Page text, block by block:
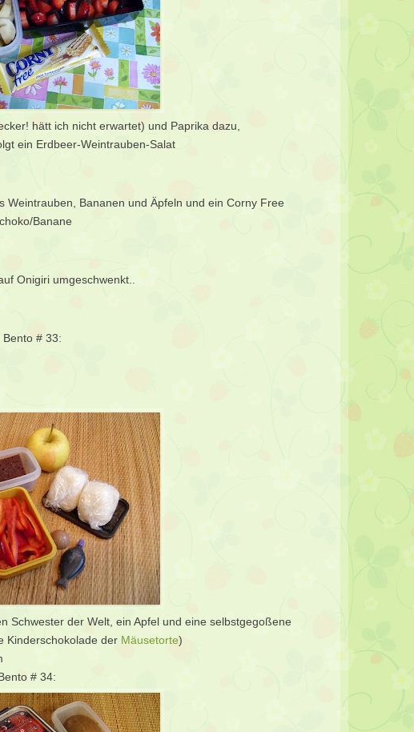
hätt ich nicht erwartet) und Paprika dazu,
ein Erdbeer-Weintrauben-Salat
Weintrauben, Bananen und Äpfeln und ein Corny Free
Banane
Onigiri umgeschwenkt..
Bento # 33:
Schwester der Welt, ein Apfel und eine selbstgegoßene
Kinderschokolade der Mäusetorte)
# 34: